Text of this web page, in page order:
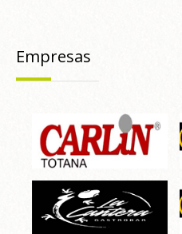
Empresas